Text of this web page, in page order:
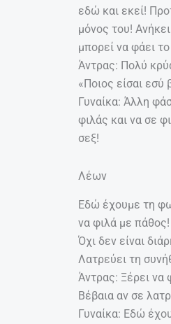
εδώ και εκεί!
μόνος του!
μπορεί να φάει
Άντρας: Πολύ
«Ποιος είσαι
Γυναίκα: Άλλη
φιλάς και να σε
σεξ!
Λέων
Εδώ έχουμε τη
να φιλά με
Όχι δεν είναι
Λατρεύει τη
Άντρας: Ξέρει να
Βέβαια αν σε
Γυναίκα: Εδώ